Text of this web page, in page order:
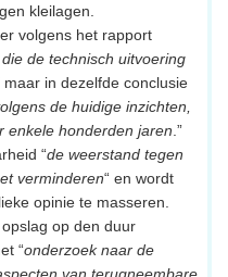
kleilagen.
volgens het rapport
de technisch uitvoering
maar in dezelfde conclusie
de huidige inzichten,
enkele honderden jaren .”
“de weerstand tegen
verminderen“ en wordt
opinie te masseren.
op den duur
“onderzoek naar de
van terugneembare